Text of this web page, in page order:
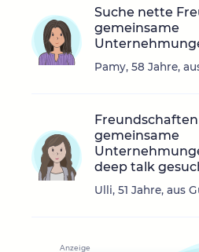
Suche nette
gemeinsame
Pamy, 58 Jahre,
gemeinsame
deep talk
Ulli, 51 Jahre, aus